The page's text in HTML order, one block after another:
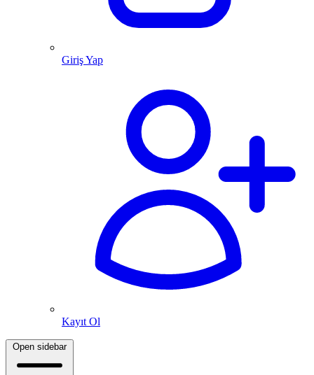
Giriş Yap
Kayıt Ol
Open sidebar